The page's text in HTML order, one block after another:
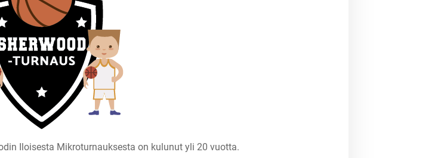
Iloisesta Mikroturnauksesta on kulunut yli 20 vuotta.